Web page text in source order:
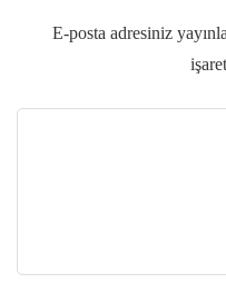
E-posta adresiniz